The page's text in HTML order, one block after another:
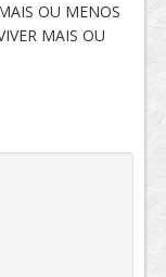
OU MENOS
MAIS OU